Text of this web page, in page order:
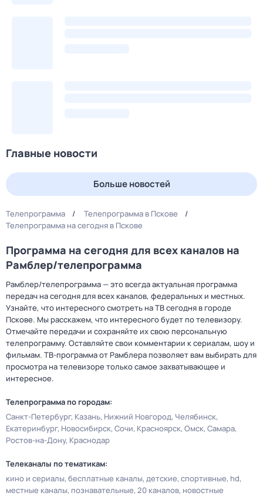
Главные новости
Больше новостей
Телепрограмма
Телепрограмма в Пскове
Телепрограмма на сегодня в Пскове
Программа на сегодня для всех каналов на
Рамблер/телепрограмма
Рамблер/телепрограмма — это всегда актуальная программа
передач на сегодня для всех каналов, федеральных и местных.
Узнайте, что интересного смотреть на ТВ сегодня в городе
Пскове. Мы расскажем, что интересного будет по телевизору.
Отмечайте передачи и сохраняйте их свою персональную
телепрограмму. Оставляйте свои комментарии к сериалам, шоу и
фильмам. ТВ-программа от Рамблера позволяет вам выбирать для
просмотра на телевизоре только самое захватывающее и
интересное.
Телепрограмма по городам:
Санкт-Петербург Казань Нижний Новгород Челябинск
Екатеринбург Новосибирск Сочи Красноярск Омск Самара
Ростов-на-Дону Краснодар
Телеканалы по тематикам:
кино и сериалы бесплатные каналы детские спортивные hd
местные каналы познавательные 20 каналов новостные